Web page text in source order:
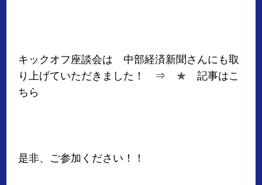
キックオフ座談会は 中部経済新聞さんにも取
り上げていただきました！ ⇒ ★ 記事はこ
ちら
是非、ご参加ください！！